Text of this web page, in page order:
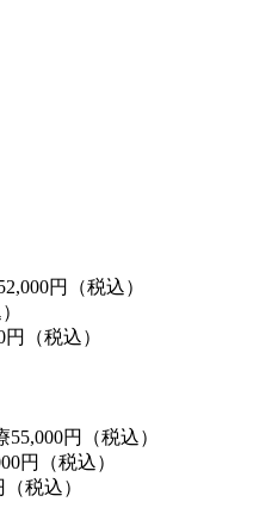
円（税込）
円（税込）
55,000円（税込）
円（税込）
税込）